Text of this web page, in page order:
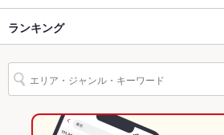
貸切
Wi-Fi あり
バリアフリ
あり ：車椅子でご入店可能です。
佐世保・長崎県その他 × 中華全般
諫早駅 × 中華
諫早駅 × 中華全般
長崎県その他 × 中華全般
長崎
長崎 × 中華
からあげ
デザート つけ麺
ランキング
長崎のグルメランキング
長崎の中華ランキング